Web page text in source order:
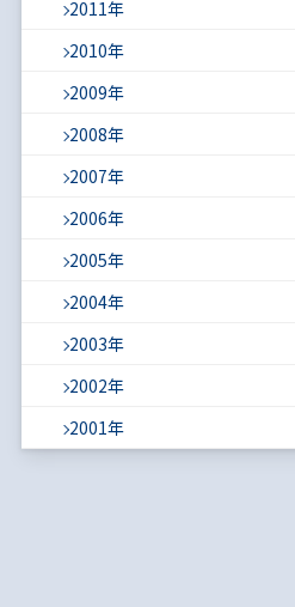
2011年
2010年
2009年
2008年
2007年
2006年
2005年
2004年
2003年
2002年
2001年